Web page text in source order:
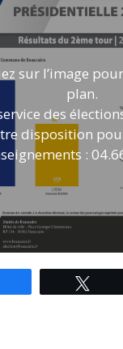
sur l’image
plan.
des
disposition
: